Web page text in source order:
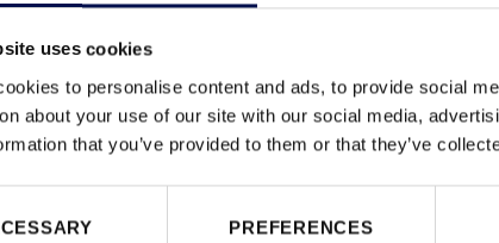
uses cookies
to personalise content and ads, to provide social
about your use of our site with our social media,
that you’ve provided to them or that they’ve
PREFERENCES